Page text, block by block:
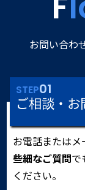
お問い合わ
STEP01
ご相談・
お電話またはメ
些細なご質問で
ください。